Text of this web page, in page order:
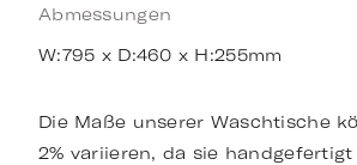
Abmessungen
W:795 x D:460 x H:255mm
Die Maße unserer Waschtische
2% variieren, da sie